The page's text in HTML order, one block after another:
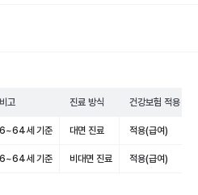
비고 진료 방식 건강보험 적용
6~64세 기준 대면 진료 적용(급여)
6~64세 기준 비대면 진료 적용(급여)